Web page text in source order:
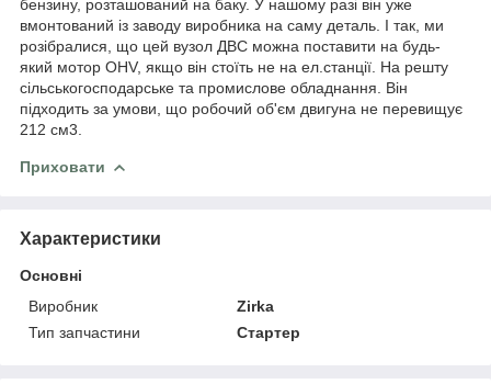
бензину, розташований на баку. У нашому разі він уже
вмонтований із заводу виробника на саму деталь. І так, ми
розібралися, що цей вузол ДВС можна поставити на будь-
який мотор OHV, якщо він стоїть не на ел.станції. На решту
сільськогосподарське та промислове обладнання. Він
підходить за умови, що робочий об'єм двигуна не перевищує
212 см3.
Приховати
Характеристики
Основні
Виробник
Zirka
Тип запчастини
Стартер